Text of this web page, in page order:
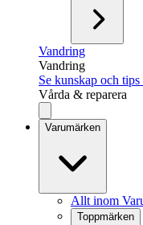
Vandring
Vandring
Se kunskap och
Vårda & reparera
Varumärken
Allt inom
Toppmärken